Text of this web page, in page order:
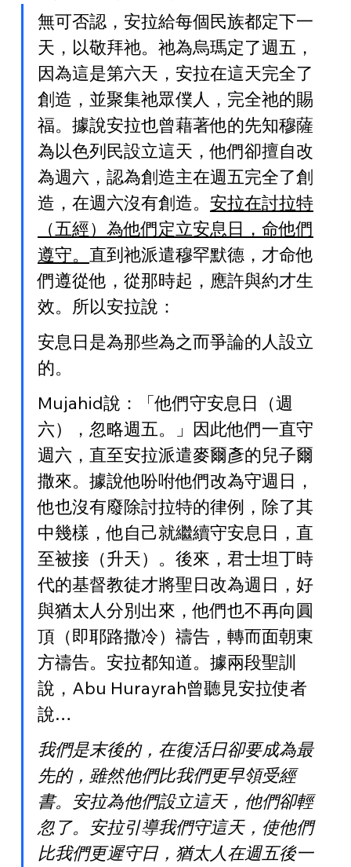
無可否認，安拉給每個民族都定下一
天，以敬拜祂。祂為烏瑪定了週五，
因為這是第六天，安拉在這天完全了
創造，並聚集祂眾僕人，完全祂的賜
福。據說安拉也曾藉著他的先知穆薩
為以色列民設立這天，他們卻擅自改
為週六，認為創造主在週五完全了創
造，在週六沒有創造。 安拉在討拉特
（五經）為他們定立安息日，命他們
遵守。 直到祂派遣穆罕默德，才命他
們遵從他，從那時起，應許與約才生
效。所以安拉說：
安息日是為那些為之而爭論的人設立
的。
Mujahid說：「他們守安息日（週
六），忽略週五。」因此他們一直守
週六，直至安拉派遣麥爾彥的兒子爾
撒來。據說他吩咐他們改為守週日，
他也沒有廢除討拉特的律例，除了其
中幾樣，他自己就繼續守安息日，直
至被接（升天）。後來，君士坦丁時
代的基督教徒才將聖日改為週日，好
與猶太人分別出來，他們也不再向圓
頂（即耶路撒冷）禱告，轉而面朝東
方禱告。安拉都知道。據兩段聖訓
說，Abu Hurayrah曾聽見安拉使者
說…
我們是末後的，在復活日卻要成為最
先的，雖然他們比我們更早領受經
書。安拉為他們設立這天，他們卻輕
忽了。安拉引導我們守這天，使他們
比我們更遲守日，猶太人在週五後一